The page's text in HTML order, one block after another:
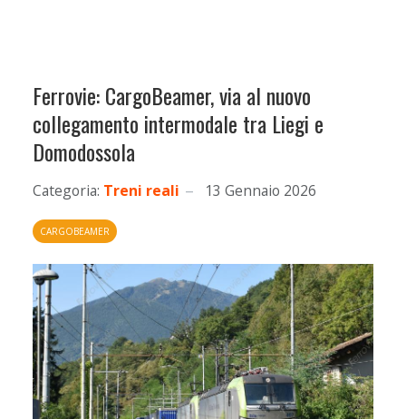
Ferrovie: CargoBeamer, via al nuovo
collegamento intermodale tra Liegi e
Domodossola
Categoria: Treni reali 13 Gennaio 2026
CARGOBEAMER